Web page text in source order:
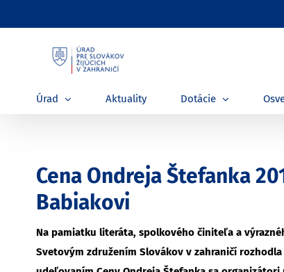
to
Úrad Aktuality Dotácie
Cena Ondreja Štefanka
Babiakovi
Na pamiatku literáta, spolkového činiteľa a
Svetovým združením Slovákov v zahraničí